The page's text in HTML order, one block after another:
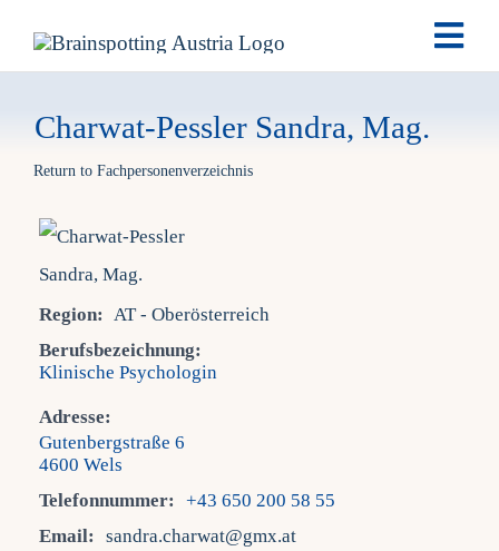
Charwat-Pessler Sandra, Mag.
Return to Fachpersonenverzeichnis
Region:
AT - Oberösterreich
Berufsbezeichnung:
Klinische Psychologin
Adresse:
Gutenbergstraße 6
4600 Wels
Telefonnummer:
+43 650 200 58 55
Email:
sandra.charwat@gmx.at